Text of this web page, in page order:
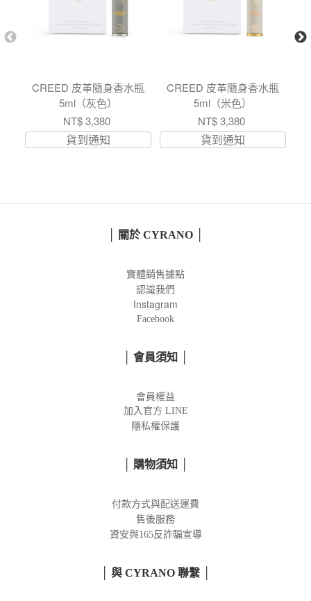
CREED 皮革隨身香水瓶
5ml（灰色）
NT$ 3,380
貨到通知
CREED 皮革隨身香水瓶
5ml（米色）
NT$ 3,380
貨到通知
│ 關於 CYRANO │
實體銷售據點
認識我們
Instagram
Facebook
│ 會員須知 │
會員權益
加入官方 LINE
隱私權保護
│ 購物須知 │
付款方式與配送運費
售後服務
資安與165反詐騙宣導
│ 與 CYRANO 聯繫 │